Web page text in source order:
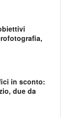
in sconto:
due da